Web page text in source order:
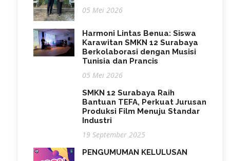
05 Mei 2026
Harmoni Lintas Benua: Siswa
Karawitan SMKN 12 Surabaya
Berkolaborasi dengan Musisi
Tunisia dan Prancis
05 Mei 2026
SMKN 12 Surabaya Raih
Bantuan TEFA, Perkuat Jurusan
Produksi Film Menuju Standar
Industri
19 September 2025
PENGUMUMAN KELULUSAN